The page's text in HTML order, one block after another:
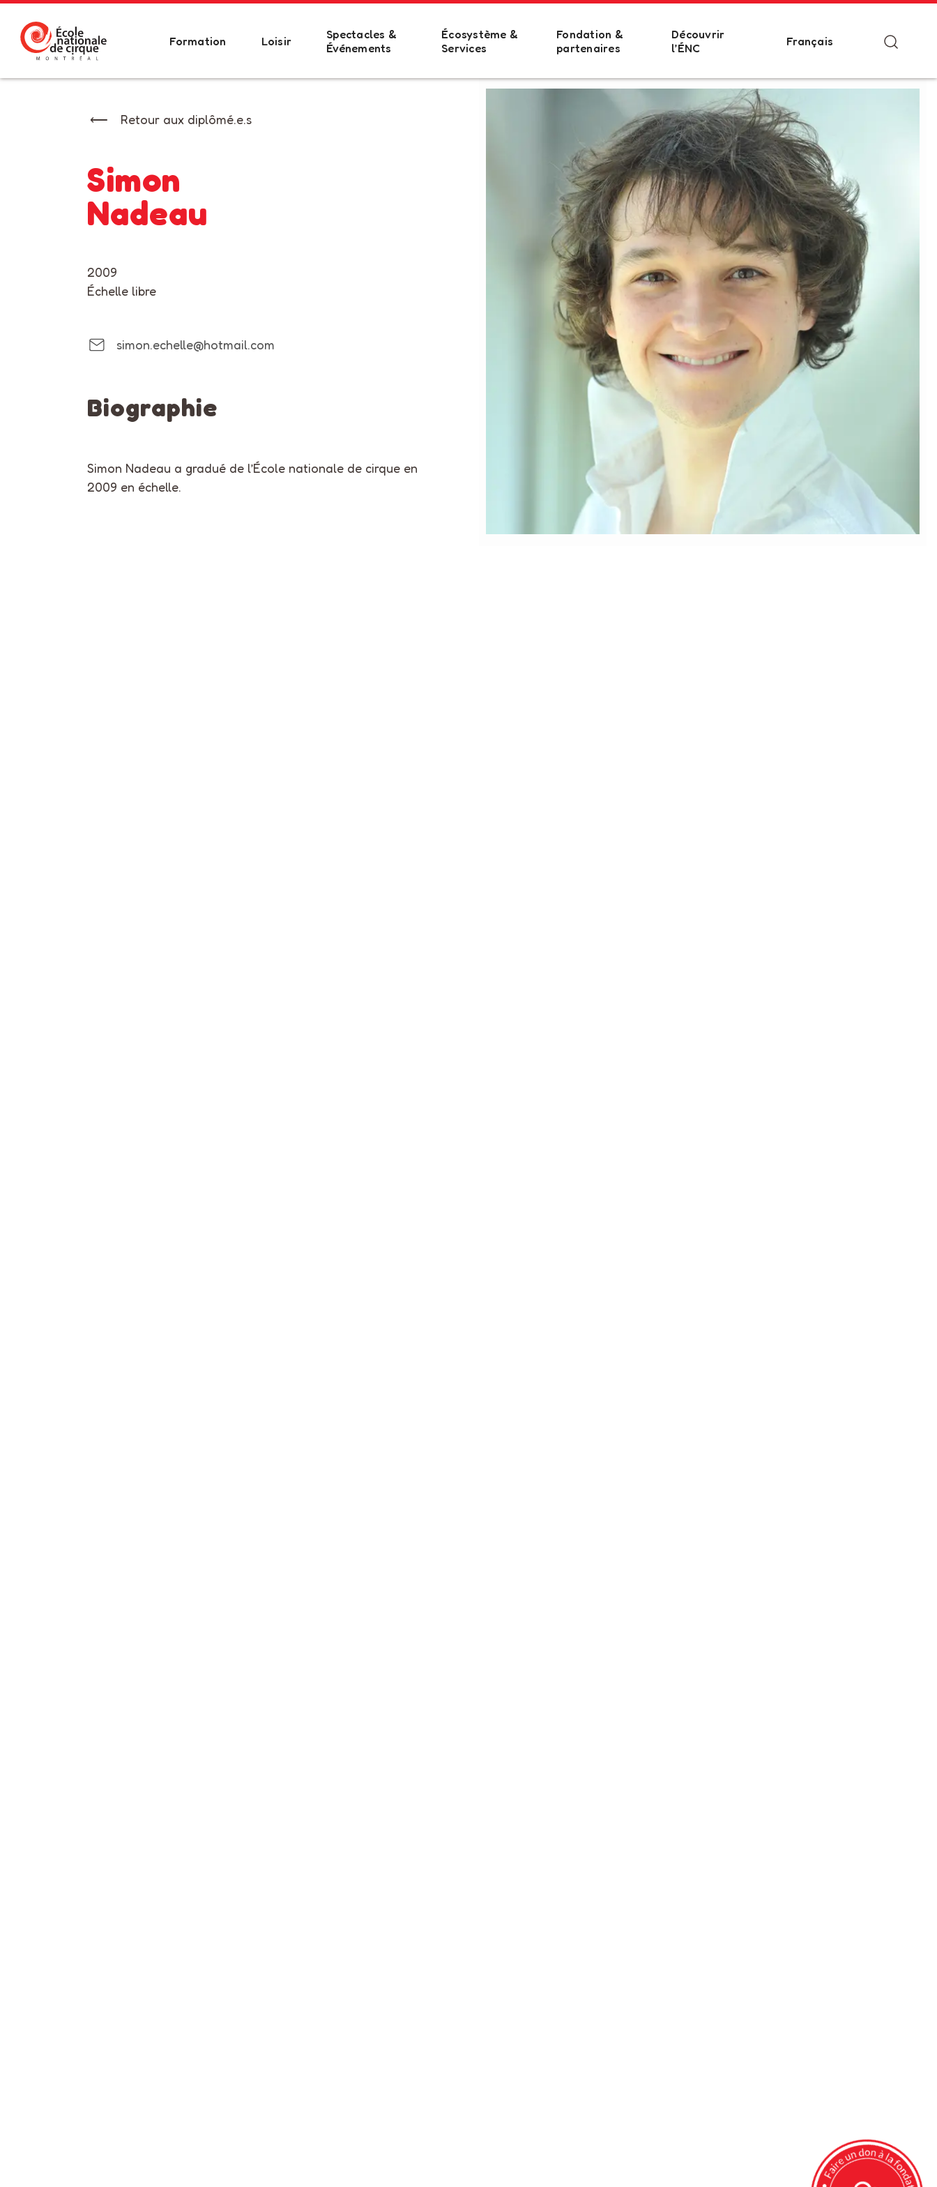
Formation Loisir
Spectacles &
Événements
Écosystème &
Services
Fondation &
partenaires
Découvrir
l’ÉNC
Français
Retour aux diplômé.e.s
Simon
Nadeau
2009
Échelle libre
simon.echelle@hotmail.com
Biographie
Simon Nadeau a gradué de l’École nationale de cirque en
2009 en échelle.